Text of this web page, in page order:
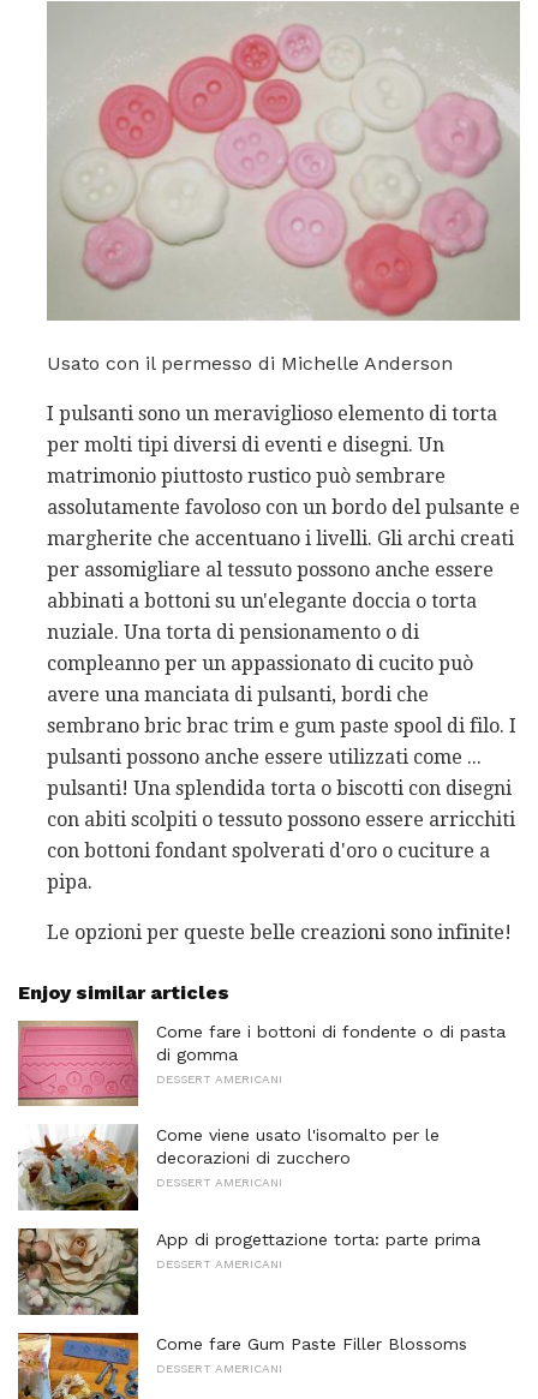
Usato con il permesso di Michelle Anderson
I pulsanti sono un meraviglioso elemento di torta
per molti tipi diversi di eventi e disegni. Un
matrimonio piuttosto rustico può sembrare
assolutamente favoloso con un bordo del pulsante e
margherite che accentuano i livelli. Gli archi creati
per assomigliare al tessuto possono anche essere
abbinati a bottoni su un'elegante doccia o torta
nuziale. Una torta di pensionamento o di
compleanno per un appassionato di cucito può
avere una manciata di pulsanti, bordi che
sembrano bric brac trim e gum paste spool di filo. I
pulsanti possono anche essere utilizzati come ...
pulsanti! Una splendida torta o biscotti con disegni
con abiti scolpiti o tessuto possono essere arricchiti
con bottoni fondant spolverati d'oro o cuciture a
pipa.
Le opzioni per queste belle creazioni sono infinite!
Enjoy similar articles
Come fare i bottoni di fondente o di pasta
di gomma
DESSERT AMERICANI
Come viene usato l'isomalto per le
decorazioni di zucchero
DESSERT AMERICANI
App di progettazione torta: parte prima
DESSERT AMERICANI
Come fare Gum Paste Filler Blossoms
DESSERT AMERICANI